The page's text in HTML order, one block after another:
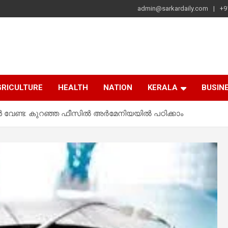
admin@sarkardaily.com
HEALTH NATION KERALA
കുറഞ്ഞ ഫീസിൽ അർമേനിയയിൽ പഠിക്കാം